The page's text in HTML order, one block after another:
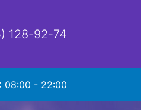
128-92-74
- 22:00